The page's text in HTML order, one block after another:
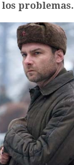
problemas.